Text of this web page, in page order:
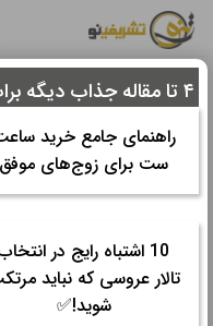
خانه >اخبار و اطلاعات مد
دیدنی ترین دریاچه های
دیدنی
تاریخ نگارش: ۳ اردیبهشت ۱۴۰۳ - ۱۴:۱۵
تعداد
۴ تا مقاله جذاب دیگه برات آماده کردیم!
راهنمای جامع خرید
ست برای زوج‌های موفق
10 اشتباه رایج در
تالار عروسی که نباید
شوید!✅